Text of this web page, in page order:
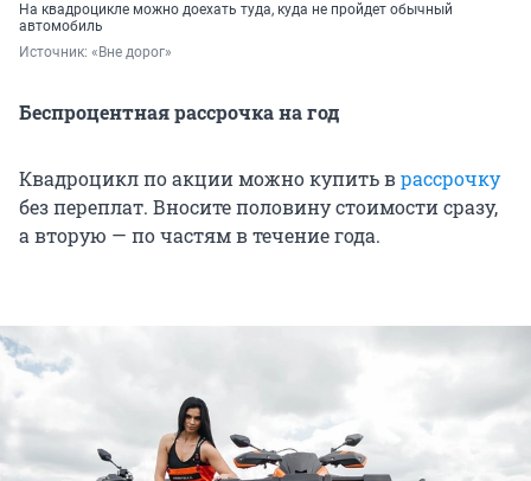
На квадроцикле можно доехать туда, куда не пройдет обычный
автомобиль
Источник: «Вне дорог»
Беспроцентная рассрочка на год
Квадроцикл по акции можно купить врассрочку
без переплат. Вносите половину стоимости сразу,
а вторую — по частям в течение года.